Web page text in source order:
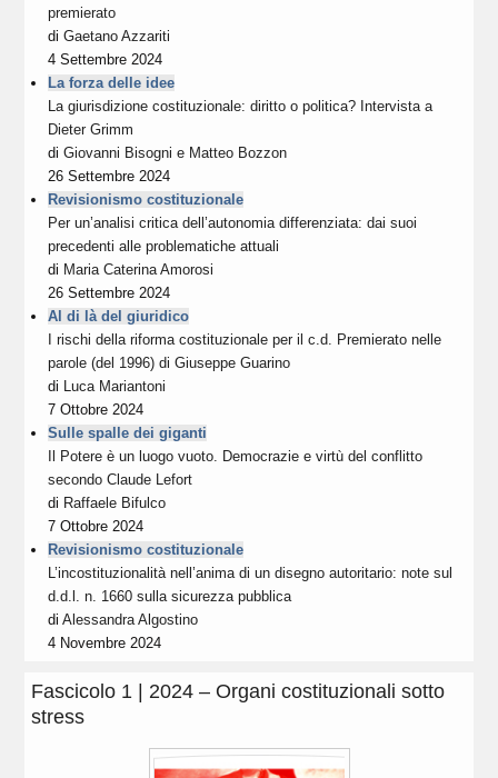
premierato
diGaetano Azzariti
4 Settembre 2024
La forza delle idee
La giurisdizione costituzionale: diritto o politica? Intervista a
Dieter Grimm
diGiovanni Bisogni e Matteo Bozzon
26 Settembre 2024
Revisionismo costituzionale
Per un’analisi critica dell’autonomia differenziata: dai suoi
precedenti alle problematiche attuali
di Maria Caterina Amorosi
26 Settembre 2024
Al di là del giuridico
I rischi della riforma costituzionale per il c.d. Premierato nelle
parole (del 1996) di Giuseppe Guarino
di Luca Mariantoni
7 Ottobre 2024
Sulle spalle dei giganti
Il Potere è un luogo vuoto. Democrazie e virtù del conflitto
secondo Claude Lefort
di Raffaele Bifulco
7 Ottobre 2024
Revisionismo costituzionale
L’incostituzionalità nell’anima di un disegno autoritario: note sul
d.d.l. n. 1660 sulla sicurezza pubblica
diAlessandra Algostino
4 Novembre 2024
Fascicolo 1 | 2024 – Organi costituzionali sotto
stress